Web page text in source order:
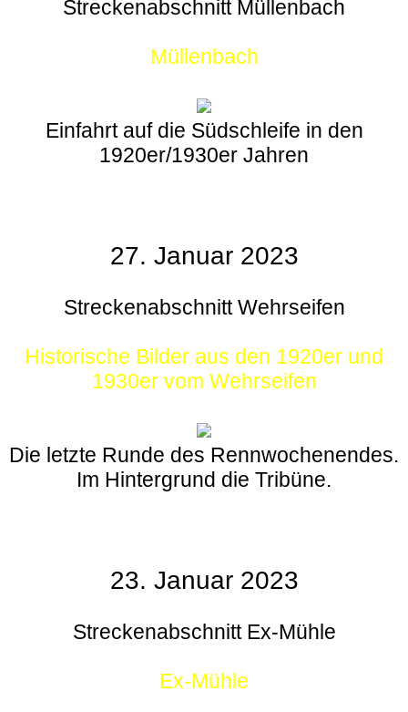
Streckenabschnitt Müllenbach
Müllenbach
Einfahrt auf die Südschleife in den
1920er/1930er Jahren
27. Januar 2023
Streckenabschnitt Wehrseifen
Historische Bilder aus den 1920er und
1930er vom Wehrseifen
Die letzte Runde des Rennwochenendes.
Im Hintergrund die Tribüne.
23. Januar 2023
Streckenabschnitt Ex-Mühle
Ex-Mühle